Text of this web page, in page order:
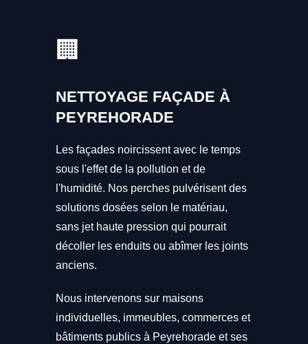
🏢
NETTOYAGE FAÇADE À
PEYREHORADE
Les façades noircissent avec le temps
sous l'effet de la pollution et de
l'humidité. Nos perches pulvérisent des
solutions dosées selon le matériau,
sans jet haute pression qui pourrait
décoller les enduits ou abîmer les joints
anciens.
Nous intervenons sur maisons
individuelles, immeubles, commerces et
bâtiments publics à Peyrehorade et ses